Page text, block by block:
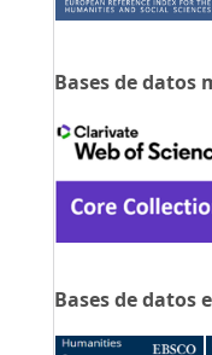
Bases de
Bases de datos